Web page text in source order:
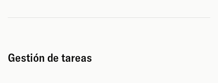
Gestión de tareas